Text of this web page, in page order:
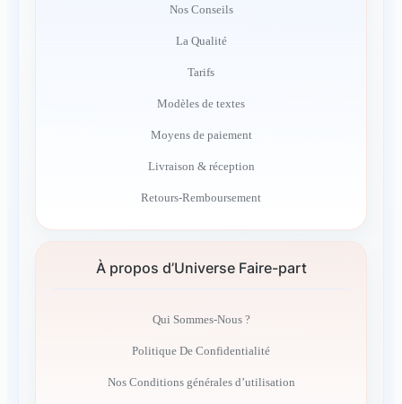
Nos Conseils
La Qualité
Tarifs
Modèles de textes
Moyens de paiement
Livraison & réception
Retours-Remboursement
À propos d’Universe Faire-part
Qui Sommes-Nous ?
Politique De Confidentialité
Nos Conditions générales d’utilisation